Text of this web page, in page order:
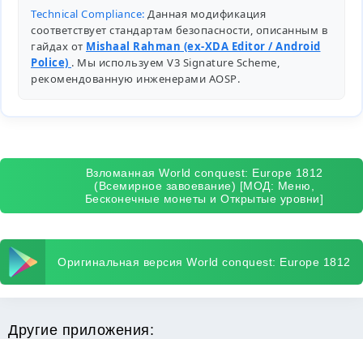
Technical Compliance: Данная модификация
соответствует стандартам безопасности, описанным в
гайдах от Mishaal Rahman (ex-XDA Editor / Android
Police) . Мы используем V3 Signature Scheme,
рекомендованную инженерами AOSP.
Взломанная World conquest: Europe 1812
(Всемирное завоевание) [МОД: Меню,
Бесконечные монеты и Открытые уровни]
Оригинальная версия World conquest: Europe 1812
Другие приложения: